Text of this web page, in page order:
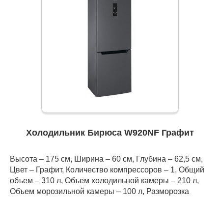
Холодильник Бирюса W920NF Графит
Высота – 175 см, Ширина – 60 см, Глубина – 62,5 см,
Цвет – Графит, Количество компрессоров – 1, Общий
объем – 310 л, Объем холодильной камеры – 210 л,
Объем морозильной камеры – 100 л, Разморозка